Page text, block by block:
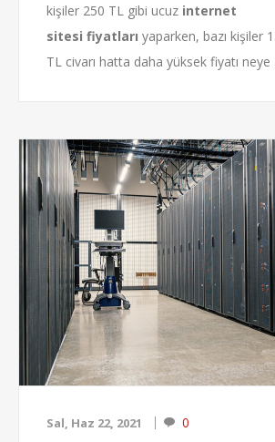
kişiler 250 TL gibi ucuz internet
sitesi fiyatları yaparken, bazı kişiler
TL civarı hatta daha yüksek fiyatı neye
siteleri kurmak mümkündür. O yüzden
firma bu yöntemi kullanmaktadır.
yapılaninternet sitesi fiyatları
olduğu anlamına gelmez, bu büyük bir
gelmiştir. Hazır script
internet...
Sal, Haz 22, 2021 0